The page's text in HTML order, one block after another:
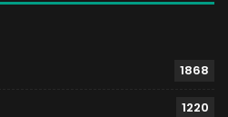
1868
1220